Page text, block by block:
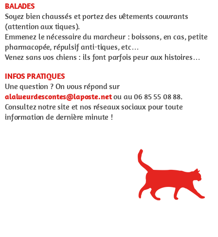
BALADES
Soyez bien chaussés et portez des vêtements couvrants
(attention aux tiques).
Emmenez le nécessaire du marcheur : boissons, en cas, petite
pharmacopée, répulsif anti-tiques, etc…
Venez sans vos chiens : ils font parfois peur aux histoires…
INFOS PRATIQUES
Une question ? On vous répond sur
alalueurdescontes@laposte.netou au 06 85 55 08 88.
Consultez notre site et nos réseaux sociaux pour toute
information de dernière minute !